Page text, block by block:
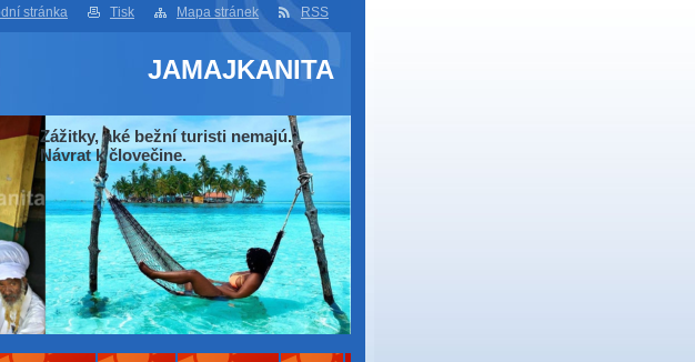
stránka Tisk Mapa stránek RSS
JAMAJKANITA
Zážitky, aké bežní turisti nemajú.
Návrat k človečine.